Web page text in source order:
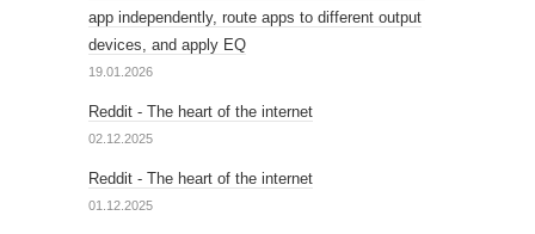
app independently, route apps to different output
devices, and apply EQ
19.01.2026
Reddit - The heart of the internet
02.12.2025
Reddit - The heart of the internet
01.12.2025